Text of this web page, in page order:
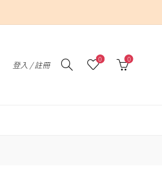
登入 / 註冊
0 0